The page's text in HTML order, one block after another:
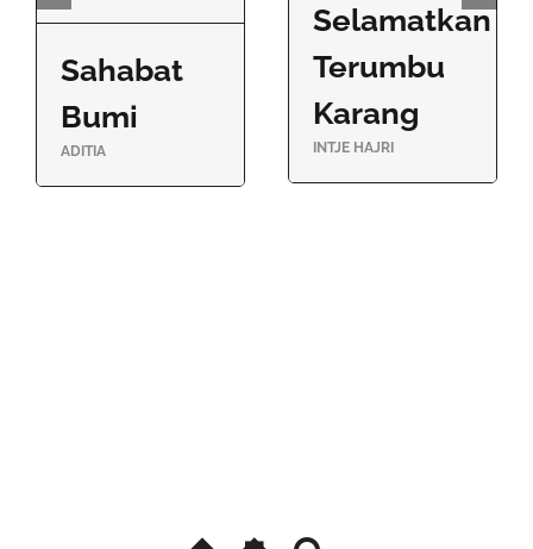
Sahabat
Bumi
ADITIA
Selamatkan
Terumbu
Karang
INTJE HAJRI